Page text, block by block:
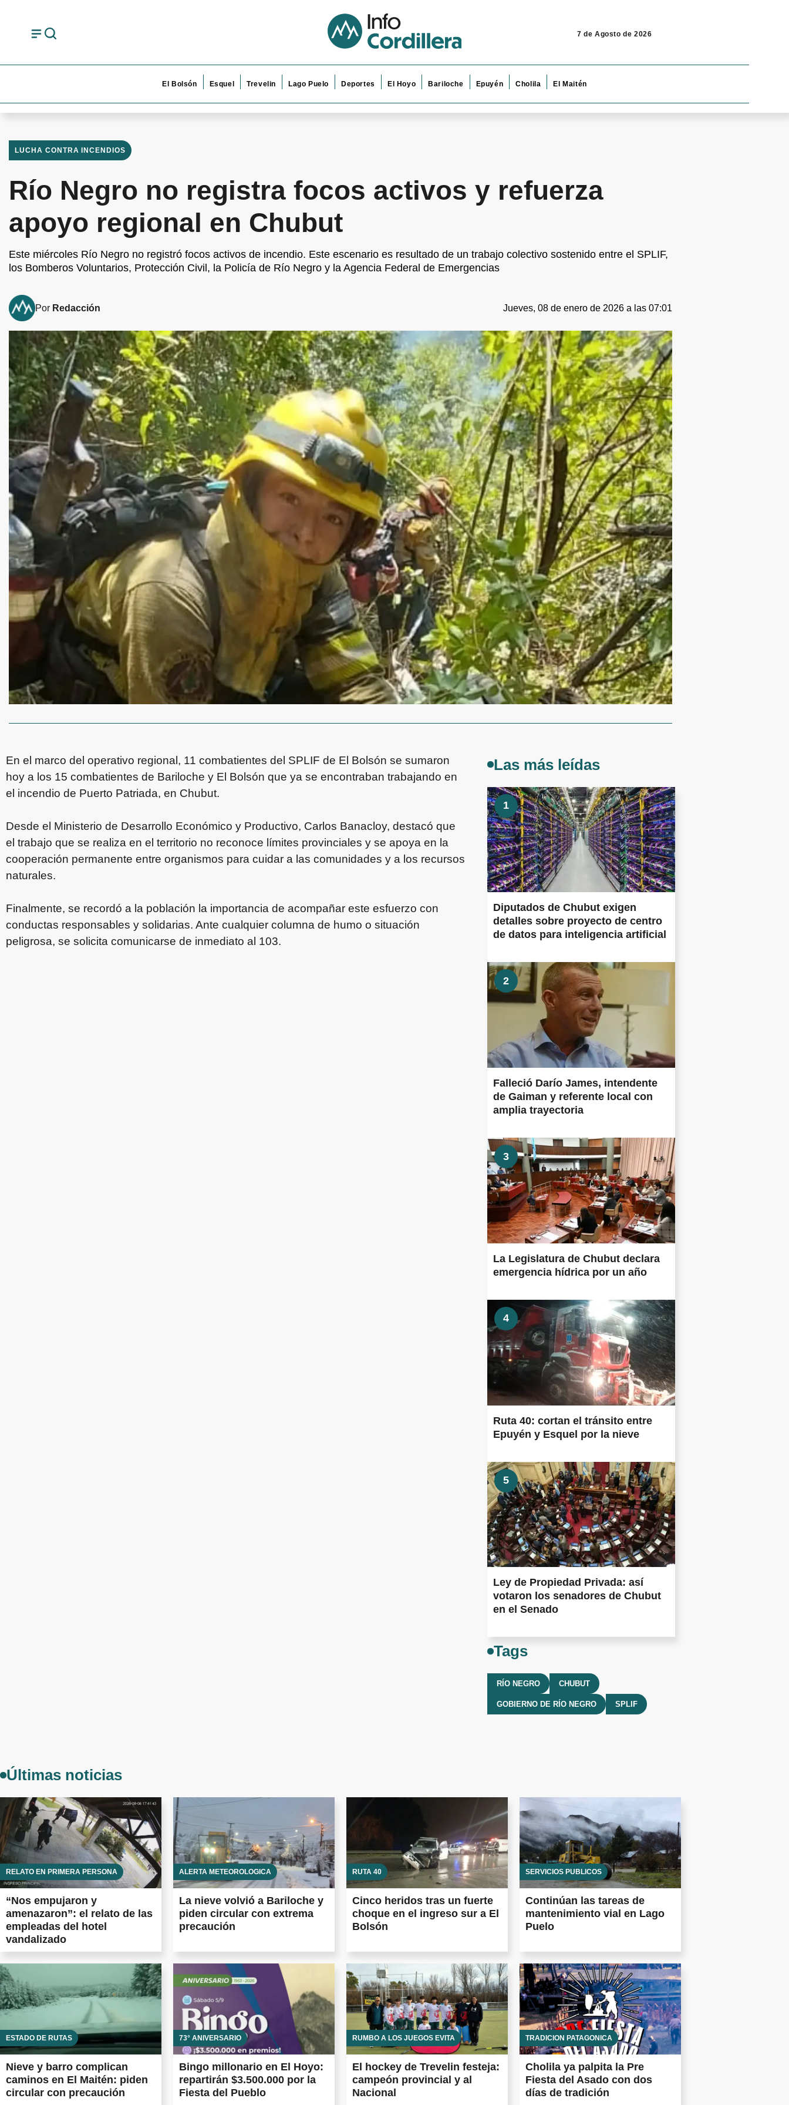
7 de Agosto de 2026
El Bolsón Esquel Trevelin Lago Puelo Deportes El Hoyo Bariloche Epuyén Cholila El Maitén
LUCHA CONTRA INCENDIOS
Río Negro no registra focos activos y refuerza
apoyo regional en Chubut
Este miércoles Río Negro no registró focos activos de incendio. Este escenario es resultado de un trabajo colectivo sostenido entre el SPLIF,
los Bomberos Voluntarios, Protección Civil, la Policía de Río Negro y la Agencia Federal de Emergencias
Por Redacción Jueves, 08 de enero de 2026 a las 07:01
En el marco del operativo regional, 11 combatientes del SPLIF de El Bolsón se sumaron
hoy a los 15 combatientes de Bariloche y El Bolsón que ya se encontraban trabajando en
el incendio de Puerto Patriada, en Chubut.
Desde el Ministerio de Desarrollo Económico y Productivo, Carlos Banacloy, destacó que
el trabajo que se realiza en el territorio no reconoce límites provinciales y se apoya en la
cooperación permanente entre organismos para cuidar a las comunidades y a los recursos
naturales.
Finalmente, se recordó a la población la importancia de acompañar este esfuerzo con
conductas responsables y solidarias. Ante cualquier columna de humo o situación
peligrosa, se solicita comunicarse de inmediato al 103.
Las más leídas
1
Diputados de Chubut exigen
detalles sobre proyecto de centro
de datos para inteligencia artificial
2
Falleció Darío James, intendente
de Gaiman y referente local con
amplia trayectoria
3
La Legislatura de Chubut declara
emergencia hídrica por un año
4
Ruta 40: cortan el tránsito entre
Epuyén y Esquel por la nieve
5
Ley de Propiedad Privada: así
votaron los senadores de Chubut
en el Senado
Tags
RÍO NEGRO CHUBUT
GOBIERNO DE RÍO NEGRO SPLIF
Últimas noticias
RELATO EN PRIMERA PERSONA
“Nos empujaron y
amenazaron”: el relato de las
empleadas del hotel
vandalizado
ALERTA METEOROLÓGICA
La nieve volvió a Bariloche y
piden circular con extrema
precaución
RUTA 40
Cinco heridos tras un fuerte
choque en el ingreso sur a El
Bolsón
SERVICIOS PÚBLICOS
Continúan las tareas de
mantenimiento vial en Lago
Puelo
ESTADO DE RUTAS
Nieve y barro complican
caminos en El Maitén: piden
circular con precaución
73° ANIVERSARIO
Bingo millonario en El Hoyo:
repartirán $3.500.000 por la
Fiesta del Pueblo
RUMBO A LOS JUEGOS EVITA
El hockey de Trevelin festeja:
campeón provincial y al
Nacional
TRADICIÓN PATAGÓNICA
Cholila ya palpita la Pre
Fiesta del Asado con dos
días de tradición